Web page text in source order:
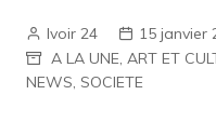
Ivoir 24 15 janvier
A LA UNE, ART ET
NEWS, SOCIETE